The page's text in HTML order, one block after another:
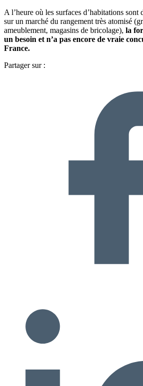
A l’heure où les surfaces d’habitations sont
sur un marché du rangement très atomisé
ameublement, magasins de bricolage), la
un besoin et n’a pas encore de vraie
France.
Partager sur :